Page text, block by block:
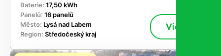
Baterie: 17,50 kWh
Panelů: 16 panelů
Město: Lysá nad Labem
Region: Středočeský kraj
Více